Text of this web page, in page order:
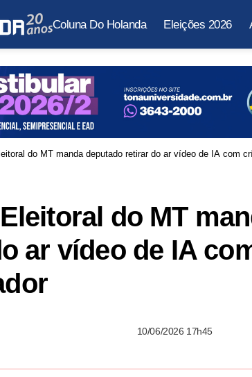
Coluna Do Holanda Eleições 2026
do MT manda deputado retirar do ar vídeo de IA com
do MT
ar vídeo de IA
10/06/2026 17h45